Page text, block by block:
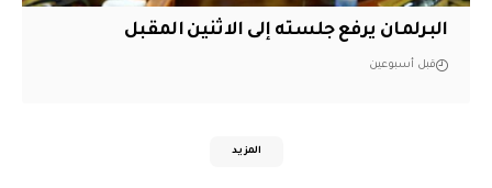
البرلمان يرفع جلسته إلى الاثنين المقبل
قبل أسبوعين
المزيد